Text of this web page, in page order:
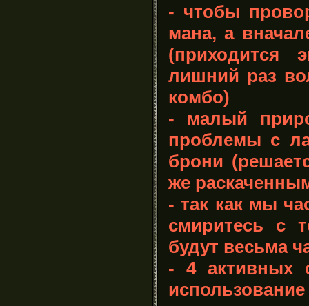
- чтобы
мана, а
(приходится
лишний раз
комбо)
- малый
проблемы с
брони
же
- так как мы
смиритесь с
будут весьма
- 4 активных